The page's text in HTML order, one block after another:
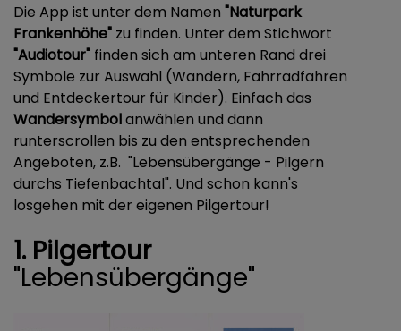
Die App ist unter dem Namen "Naturpark
Frankenhöhe" zu finden. Unter dem Stichwort
"Audiotour" finden sich am unteren Rand drei
Symbole zur Auswahl (Wandern, Fahrradfahren
und Entdeckertour für Kinder). Einfach das
Wandersymbolanwählen und dann
runterscrollen bis zu den entsprechenden
Angeboten, z.B. "Lebensübergänge - Pilgern
durchs Tiefenbachtal". Und schon kann's
losgehen mit der eigenen Pilgertour!
1. Pilgertour
"Lebensübergänge"